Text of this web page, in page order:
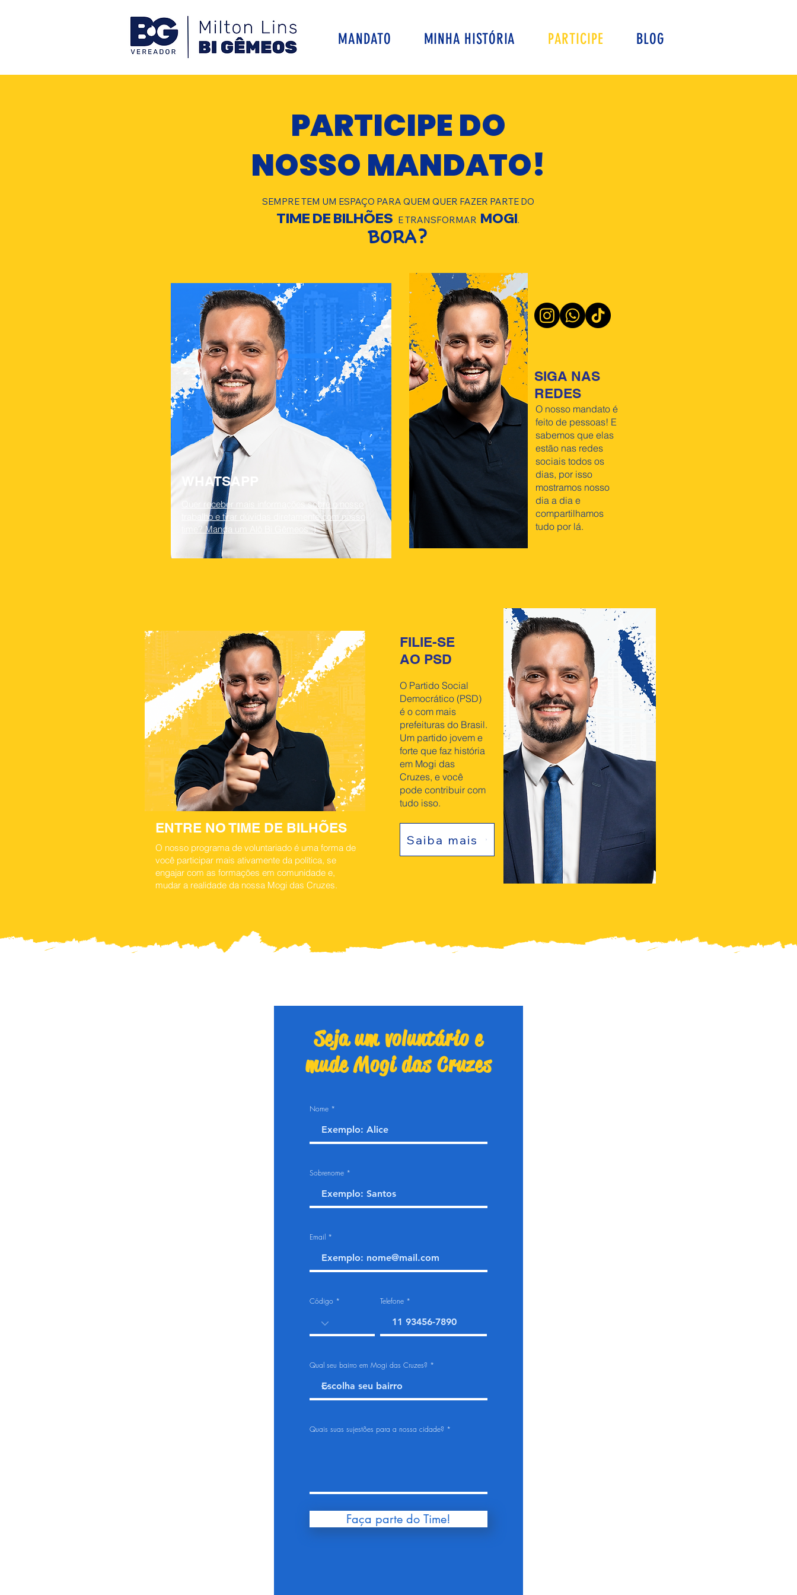
MANDATO MINHA HISTÓRIA PARTICIPE BLOG
PARTICIPE DO
NOSSO MANDATO!
SEMPRE TEM UM ESPAÇO PARA QUEM QUER FAZER PARTE DO
TIME DE BILHÕES E TRANSFORMAR MOGI.
BORA?
WHATSAPP
Quer receber mais informações sobre o nosso
trabalho e tirar dúvidas diretamente com nosso
time? Manda um Alô Bi Gêmeos :)
SIGA NAS
REDES
O nosso mandato é
feito de pessoas! E
sabemos que elas
estão nas redes
sociais todos os
dias, por isso
mostramos nosso
dia a dia e
compartilhamos
tudo por lá.
ENTRE NO TIME DE BILHÕES
O nosso programa de voluntariado é uma forma de
você participar mais ativamente da política, se
engajar com as formações em comunidade e,
mudar a realidade da nossa Mogi das Cruzes.
FILIE-SE
AO PSD
O Partido Social
Democrático (PSD)
é o com mais
prefeituras do Brasil.
Um partido jovem e
forte que faz história
em Mogi das
Cruzes, e você
pode contribuir com
tudo isso.
Saiba mais
Seja um voluntário e
mude Mogi das Cruzes
Nome
Sobrenome
Email
Código Telefone
Qual seu bairro em Mogi das Cruzes?
Quais suas sujestões para a nossa cidade?
Faça parte do Time!